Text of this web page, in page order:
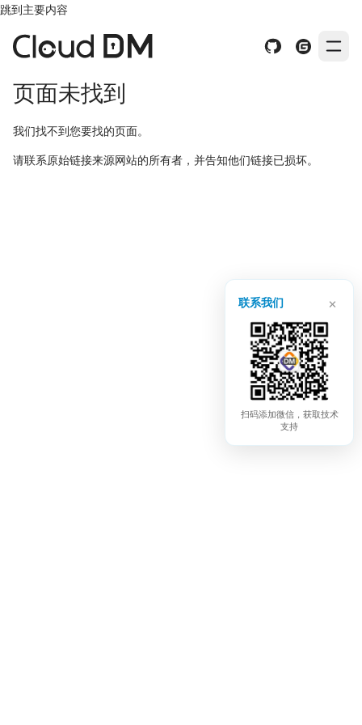
跳到主要内容
页面未找到
我们找不到您要找的页面。
请联系原始链接来源网站的所有者，并告知他们链接已损坏。
联系我们 ×
扫码添加微信，获取技术
支持